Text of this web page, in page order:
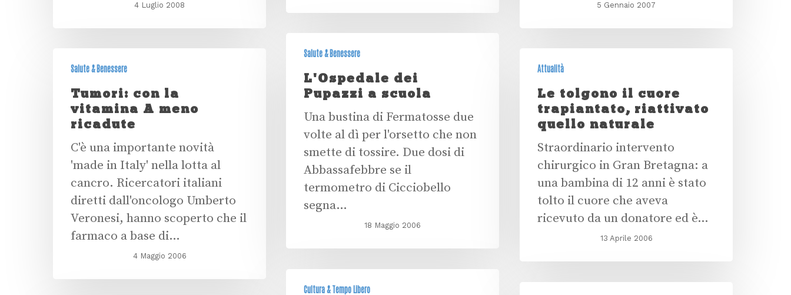
4 Luglio 2008 5 Gennaio 2007
Salute & Benessere
L'Ospedale dei
Pupazzi a scuola
Una bustina di Fermatosse due
volte al dì per l'orsetto che non
smette di tossire. Due dosi di
Abbassafebbre se il
termometro di Cicciobello
segna…
18 Maggio 2006
Salute & Benessere
Tumori: con la
vitamina A meno
ricadute
C'è una importante novità
'made in Italy' nella lotta al
cancro. Ricercatori italiani
diretti dall'oncologo Umberto
Veronesi, hanno scoperto che il
farmaco a base di…
4 Maggio 2006
Attualità
Le tolgono il cuore
trapiantato, riattivato
quello naturale
Straordinario intervento
chirurgico in Gran Bretagna: a
una bambina di 12 anni è stato
tolto il cuore che aveva
ricevuto da un donatore ed è…
13 Aprile 2006
Cultura & Tempo Libero